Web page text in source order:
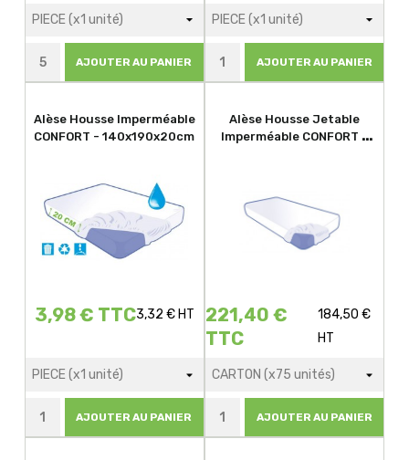
AJOUTER AU PANIER AJOUTER AU PANIER
Alèse Housse Imperméable
CONFORT - 140x190x20cm
3,98 € TTC3,32 € HT
AJOUTER AU PANIER
Alèse Housse Jetable
Imperméable CONFORT -
221,40 €
TTC
184,50 €
HT
AJOUTER AU PANIER